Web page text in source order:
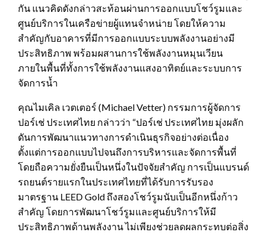
กัน แนวคิดดังกล่าวสะท้อนผ่านการออกแบบโชว์รูมและ
ศูนย์บริการในเครือข่ายผู้แทนจำหน่าย โดยให้ความ
สำคัญกับอาคารที่มีการออกแบบระบบพลังงานอย่างมี
ประสิทธิภาพ พร้อมผสานการใช้พลังงานหมุนเวียน
ภายในพื้นที่ทั้งการใช้พลังงานแสงอาทิตย์และระบบการ
จัดการน้ำ
คุณไมเคิล เวตเตอร์ (Michael Vetter) กรรมการผู้จัดการ
ปอร์เช่ ประเทศไทย กล่าวว่า “ปอร์เช่ ประเทศไทย มุ่งผลัก
ดันการพัฒนาแนวทางการดำเนินธุรกิจอย่างต่อเนื่อง
ตั้งแต่การออกแบบไปจนถึงการบริหารและจัดการพื้นที่
โดยถือความยั่งยืนเป็นหนึ่งในปัจจัยสำคัญ การเป็นแบรนด์
รถยนต์รายแรกในประเทศไทยที่ได้รับการรับรอง
มาตรฐาน LEED Gold ถึงสองโชว์รูมนับเป็นอีกหนึ่งก้าว
สำคัญ โดยการพัฒนาโชว์รูมและศูนย์บริการให้มี
ประสิทธิภาพด้านพลังงาน ไม่เพียงช่วยลดผลกระทบต่อสิ่ง